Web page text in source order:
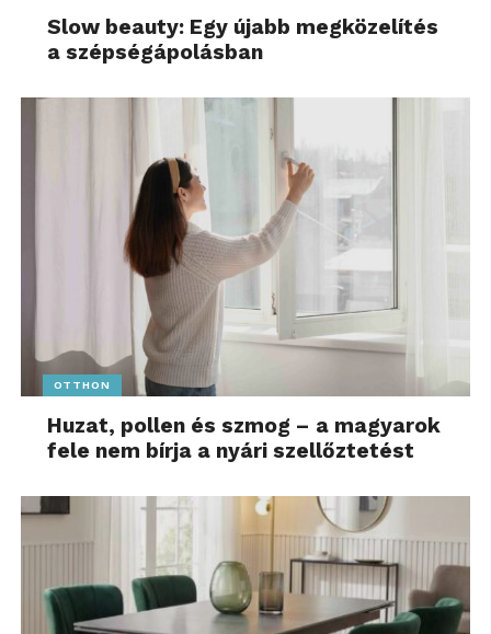
Slow beauty: Egy újabb megközelítés
a szépségápolásban
OTTHON
Huzat, pollen és szmog – a magyarok
fele nem bírja a nyári szellőztetést